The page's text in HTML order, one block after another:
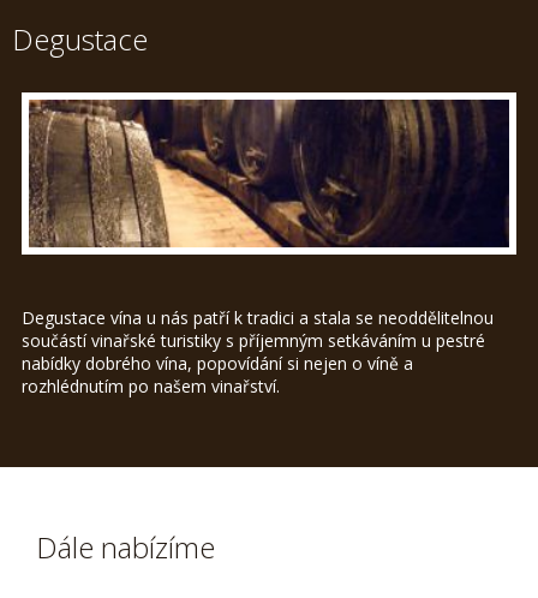
Degustace
Degustace vína u nás patří k tradici a stala se neoddělitelnou
součástí vinařské turistiky s příjemným setkáváním u pestré
nabídky dobrého vína, popovídání si nejen o víně a
rozhlédnutím po našem vinařství.
Dále nabízíme